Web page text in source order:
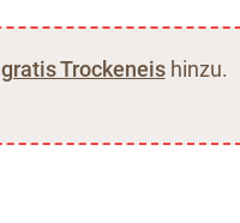
gratis Trockeneishinzu.